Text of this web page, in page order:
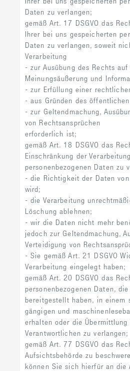
Daten zu verlangen;
gemäß Art. 17 DSGVO das
Ihrer bei uns gespeicherten
Daten zu verlangen, soweit
Verarbeitung
- zur Ausübung des Rechts
Meinungsäußerung und
- zur Erfüllung einer
- aus Gründen des
- zur Geltendmachung,
von Rechtsansprüchen
erforderlich ist;
gemäß Art. 18 DSGVO das
Einschränkung der
personenbezogenen Daten zu
- die Richtigkeit der Daten
wird;
- die Verarbeitung
Löschung ablehnen;
- wir die Daten nicht mehr
jedoch zur Geltendmachung,
Verteidigung von
- Sie gemäß Art. 21 DSGVO
Verarbeitung eingelegt haben;
gemäß Art. 20 DSGVO das
personenbezogenen Daten,
bereitgestellt haben, in einem
gängigen und
erhalten oder die
Verantwortlichen zu verlangen;
gemäß Art. 77 DSGVO das
Aufsichtsbehörde zu
können Sie sich hierfür an die